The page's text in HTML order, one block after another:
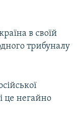
в своїй
трибуналу
це негайно